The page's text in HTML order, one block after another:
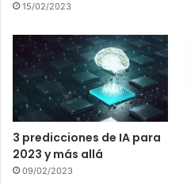
15/02/2023
3 predicciones de IA para
2023 y más allá
09/02/2023